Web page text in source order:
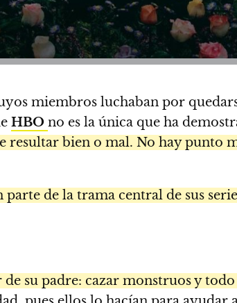
miembros luchaban por
HBO no es la única que ha
resultar bien o mal. No hay punto
de la trama central de sus
su padre: cazar monstruos y